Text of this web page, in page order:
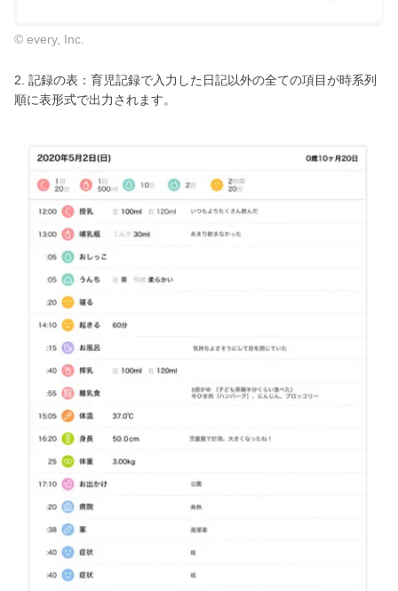
© every, Inc.
2. 記録の表：育児記録で入力した日記以外の全ての項目が時系列
順に表形式で出力されます。